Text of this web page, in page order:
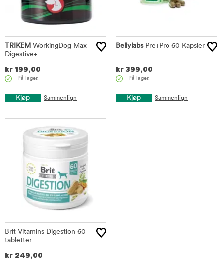
TRIKEM WorkingDog Max
Digestive+
kr 199,00
På lager.
Kjøp Sammenlign
BellylabsPre+Pro 60 Kapsler
kr 399,00
På lager.
Kjøp Sammenlign
Brit Vitamins Digestion 60
tabletter
kr 249,00